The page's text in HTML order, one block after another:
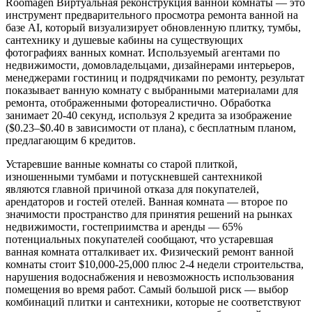
Roomagen Виртуальная реконструкция ванной комнаты — это
инструмент предварительного просмотра ремонта ванной на
базе AI, который визуализирует обновленную плитку, тумбы,
сантехнику и душевые кабины на существующих
фотографиях ванных комнат. Используемый агентами по
недвижимости, домовладельцами, дизайнерами интерьеров,
менеджерами гостиниц и подрядчиками по ремонту, результат
показывает ванную комнату с выбранными материалами для
ремонта, отображенными фотореалистично. Обработка
занимает 20-40 секунд, используя 2 кредита за изображение
($0.23–$0.40 в зависимости от плана), с бесплатным планом,
предлагающим 6 кредитов.
Устаревшие ванные комнаты со старой плиткой,
изношенными тумбами и потускневшей сантехникой
являются главной причиной отказа для покупателей,
арендаторов и гостей отелей. Ванная комната — второе по
значимости пространство для принятия решений на рынках
недвижимости, гостеприимства и аренды — 65%
потенциальных покупателей сообщают, что устаревшая
ванная комната отталкивает их. Физический ремонт ванной
комнаты стоит $10,000-25,000 плюс 2-4 недели строительства,
нарушения водоснабжения и невозможность использования
помещения во время работ. Самый большой риск — выбор
комбинаций плитки и сантехники, которые не соответствуют